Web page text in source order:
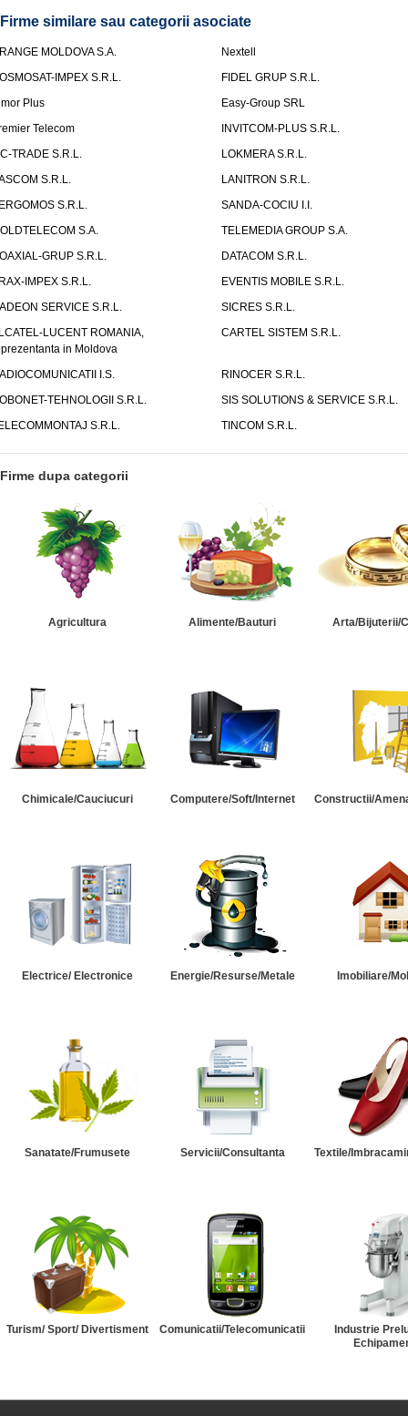
Firme similare sau categorii asociate
MOLDOVA S.A.
Nextell
IMPEX S.R.L.
FIDEL GRUP S.R.L.
Plus
Easy-Group SRL
Telecom
INVITCOM-PLUS S.R.L.
TRADE S.R.L.
LOKMERA S.R.L.
S.R.L.
LANITRON S.R.L.
S.R.L.
SANDA-COCIU I.I.
S.A.
TELEMEDIA GROUP S.A.
GRUP S.R.L.
DATACOM S.R.L.
IMPEX S.R.L.
EVENTIS MOBILE S.R.L.
SERVICE S.R.L.
SICRES S.R.L.
LUCENT ROMANIA,
in Moldova
CARTEL SISTEM S.R.L.
I.S.
RINOCER S.R.L.
TEHNOLOGII S.R.L.
SIS SOLUTIONS & SERVICE S.R.L.
S.R.L.
TINCOM S.R.L.
Firme dupa categorii
Agricultura Alimente/Bauturi Arta/Bijuterii/
Chimicale/Cauciucuri Computere/Soft/Internet Constructii/
Electrice/ Electronice Energie/Resurse/Metale Imobiliare/
Sanatate/Frumusete Servicii/Consultanta Textile/
Turism/ Sport/ Divertisment Comunicatii/Telecomunicatii
Industrie